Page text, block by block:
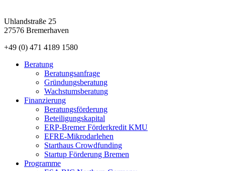
Uhlandstraße 25
27576 Bremerhaven
+49 (0) 471 4189 1580
Beratung
Beratungsanfrage
Gründungsberatung
Wachstumsberatung
Finanzierung
Beratungsförderung
Beteiligungskapital
ERP-Bremer Förderkredit KMU
EFRE-Mikrodarlehen
Starthaus Crowdfunding
Startup Förderung Bremen
Programme